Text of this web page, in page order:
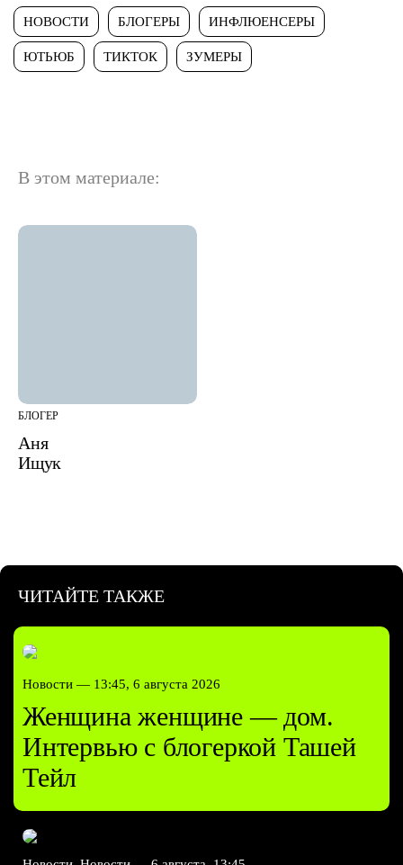
НОВОСТИ БЛОГЕРЫ ИНФЛЮЕНСЕРЫ
ЮТЬЮБ ТИКТОК ЗУМЕРЫ
В этом материале:
БЛОГЕР
Аня
Ищук
ЧИТАЙТЕ ТАКЖЕ
Новости — 13:45, 6 августа 2026
Женщина женщине — дом.
Интервью с блогеркой Ташей
Тейл